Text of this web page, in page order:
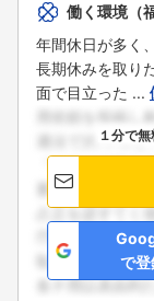
働く環境（
年間休日が多く
長期休みを取り
面で目立った ...
１分で
で登